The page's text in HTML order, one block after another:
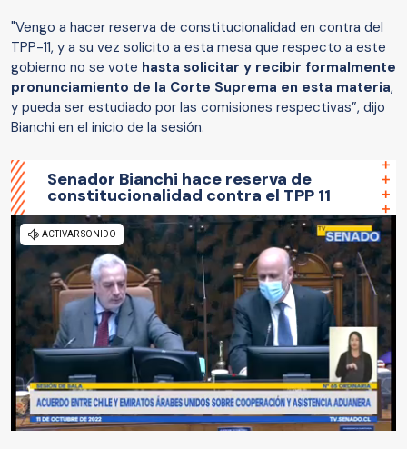
"Vengo a hacer reserva de constitucionalidad en contra del
TPP-11, y a su vez solicito a esta mesa que respecto a este
gobierno no se vote hasta solicitar y recibir formalmente
pronunciamiento de la Corte Suprema en esta materia,
y pueda ser estudiado por las comisiones respectivas”, dijo
Bianchi en el inicio de la sesión.
Senador Bianchi hace reserva de
constitucionalidad contra el TPP 11